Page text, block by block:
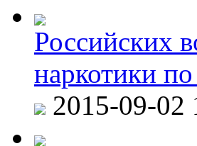
Российских
наркотики
2015-09-02